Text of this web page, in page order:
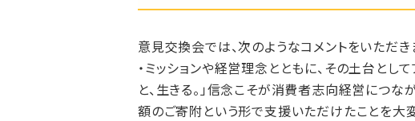
意見交換会では、次のようなコメントをいただき
・ミッションや経営理念とともに、その土台とし
と、生きる。」信念こそが消費者志向経営につ
額のご寄附という形で支援いただけたことを大